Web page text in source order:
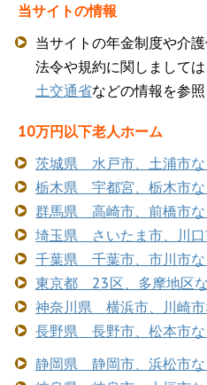
当サイトの情報
当サイトの年金制度や介
法令や規約に関しましては
土交通省などの情報を参
10万円以下老人ホーム
茨城県 水戸市、土浦市
栃木県 宇都宮、栃木市
群馬県 高崎市、前橋市
埼玉県 さいたま市、川口
千葉県 千葉市、市川市
東京都 23区、多摩地区
神奈川県 横浜市、川崎
長野県 長野市、松本市
静岡県 静岡市、浜松市